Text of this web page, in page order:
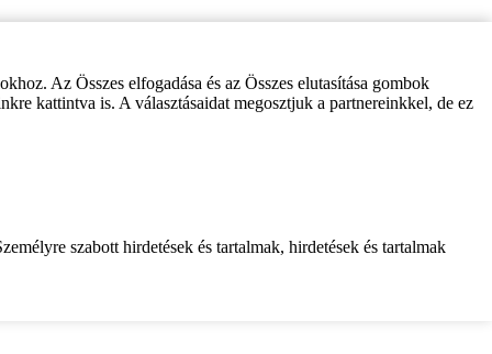
Az Összes elfogadása és az Összes elutasítása gombok
kattintva is. A választásaidat megosztjuk a partnereinkkel, de ez
szabott hirdetések és tartalmak, hirdetések és tartalmak